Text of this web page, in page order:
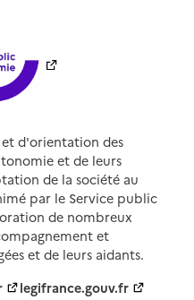
d'orientation des
et de leurs
de la société au
par le Service public
de nombreux
et
et de leurs aidants.
legifrance.gouv.fr